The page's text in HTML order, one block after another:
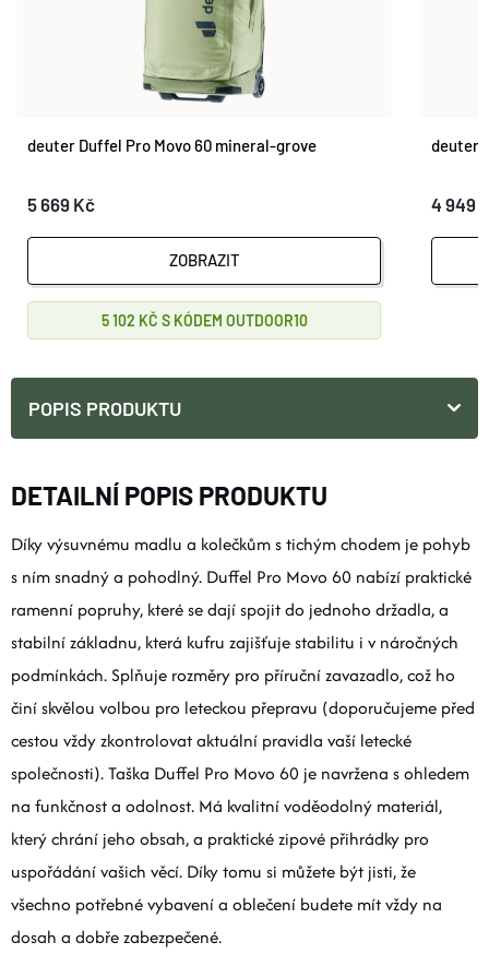
deuter Duffel Pro Movo 60 mineral-grove
5 669 Kč
ZOBRAZIT
5 102 KČ OUTDOOR10
deuter
4 949
POPIS PRODUKTU
DETAILNÍ POPIS PRODUKTU
Díky výsuvnému madlu a kolečkům s tichým chodem je pohyb
s ním snadný a pohodlný. Duffel Pro Movo 60 nabízí praktické
ramenní popruhy, které se dají spojit do jednoho držadla, a
stabilní základnu, která kufru zajišťuje stabilitu i v náročných
podmínkách. Splňuje rozměry pro příruční zavazadlo, což ho
činí skvělou volbou pro leteckou přepravu (doporučujeme před
cestou vždy zkontrolovat aktuální pravidla vaší letecké
společnosti). Taška Duffel Pro Movo 60 je navržena s ohledem
na funkčnost a odolnost. Má kvalitní voděodolný materiál,
který chrání jeho obsah, a praktické zipové přihrádky pro
uspořádání vašich věcí. Díky tomu si můžete být jisti, že
všechno potřebné vybavení a oblečení budete mít vždy na
dosah a dobře zabezpečené.